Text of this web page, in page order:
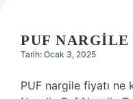
PUF
Tarih: Ocak 3, 2025
PUF nargile fiyatı ne